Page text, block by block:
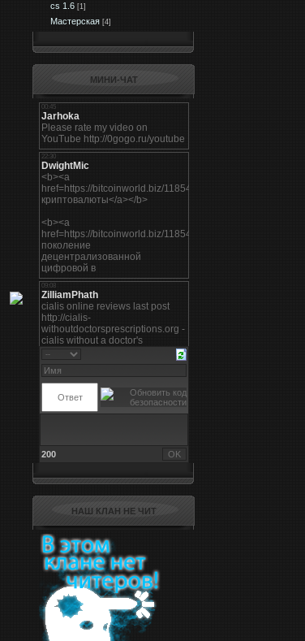
cs 1.6 [1]
Мастерская [4]
МИНИ-ЧАТ
200
НАШ КЛАН НЕ ЧИТ